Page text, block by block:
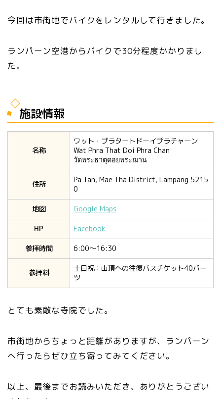
今回は市街地でバイクをレンタルして行きました。
ランパーン空港からバイクで30分程度かかりまし
た。
施設情報
名称
ワット・プラタートドーイプラチャーン
Wat Phra That Doi Phra Chan
วัดพระธาตุดอยพระฌาน
住所
Pa Tan, Mae Tha District, Lampang 5215
0
地図
Google Maps
HP
Facebook
参拝時間
6:00〜16:30
参拝料
土日祝：山頂への往復バスチケット40バー
ツ
とても素敵な寺院でした。
市街地からちょっと距離がありますが、ランパーン
へ行ったらぜひ立ち寄ってみてください。
以上、最後までお読みいただき、ありがとうござい